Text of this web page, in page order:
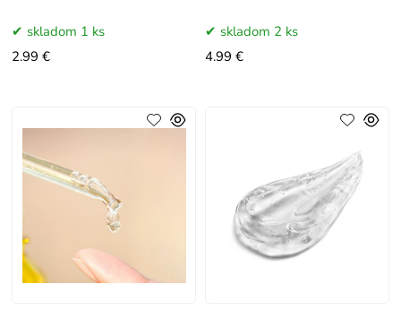
vášho obľúbeného
skladom 1 ks
2.99 €
skladom 2 ks
4.99 €